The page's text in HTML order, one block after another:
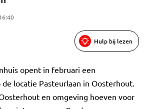
Hulp bij lezen
opent in februari een
locatie Pasteurlaan in Oosterhout.
en omgeving hoeven voor